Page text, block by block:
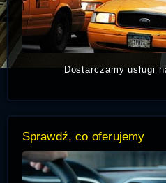
Dostarczamy usługi
Sprawdź, co oferujemy